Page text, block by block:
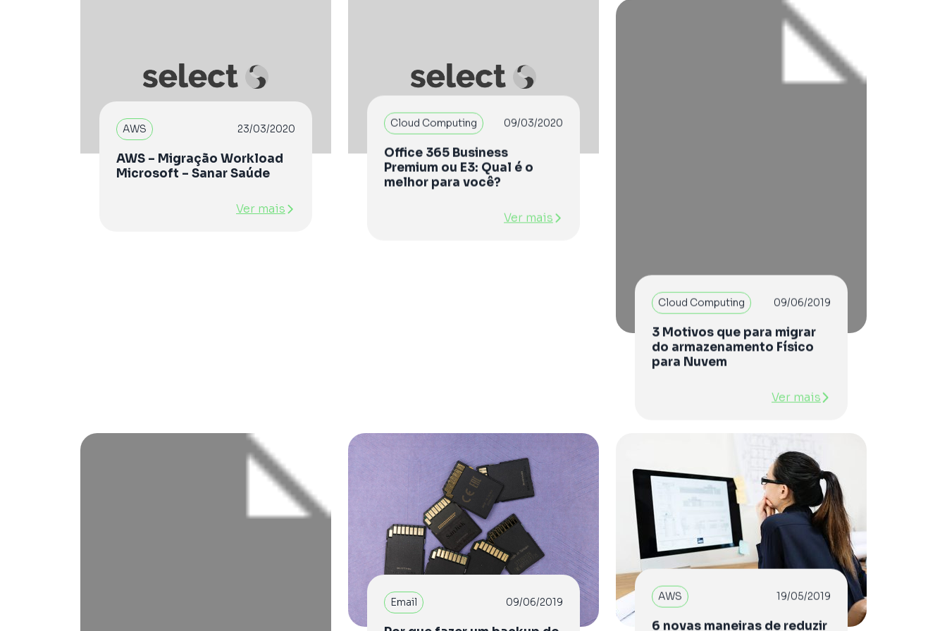
AWS 23/03/2020
AWS – Migração Workload
Microsoft – Sanar Saúde
Ver mais
Cloud Computing 09/03/2020
Office 365 Business
Premium ou E3: Qual é o
melhor para você?
Ver mais
Cloud Computing 09/06/2019
3 Motivos que para migrar
do armazenamento Físico
para Nuvem
Ver mais
Email 09/06/2019 AWS 19/05/2019
6 novas maneiras de reduzir